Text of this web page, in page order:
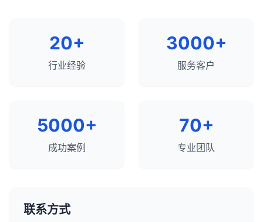
定期监控关键词排名
分析流量和转化率数据
确定最佳SEO关键词是一个持续的过程，需要结合数
和竞争度平衡，还与你的业务目标和目标受众的需求
中使用的术语。
总结来说，虽然零搜索量的关键词可能不会带来大量
的直接搜索流量，但在某些情况下仍然值得关注，特
键词，将它们整合到更广泛的内容策略中。
是合理的：
不同的搜索意图
：如果相同关键词有不同的搜索意
地区创建针对相同关键词的页面。
不同的语言版本
：为不同语言创建相同内容的不同
的整体排名。相反，应该为每个核心关键词指定一个
不同地区或设备上的排名差异。
如何应对关键词排名剧烈波动
保持冷静：短期波动是正常的，不要立即做出反
检查算法更新
20+
行业经验
3000+
服务客户
5000+
成功案例
70+
专业团队
联系方式